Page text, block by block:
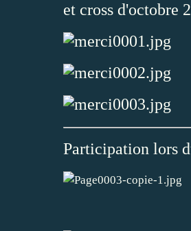
et cross d'octobre
Participation lors